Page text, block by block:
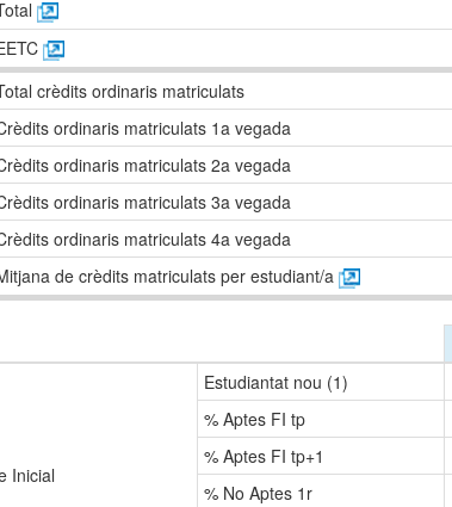
crèdits ordinaris matriculats
ordinaris matriculats 1a vegada
ordinaris matriculats 2a vegada
ordinaris matriculats 3a vegada
ordinaris matriculats 4a vegada
de crèdits matriculats per estudiant/a
Inicial
Estudiantat nou (1)
% Aptes FI tp
% Aptes FI tp+1
% No Aptes 1r